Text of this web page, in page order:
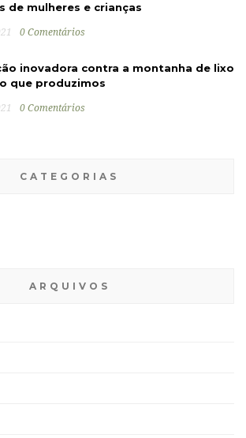
de mulheres e crianças
0 Comentários
inovadora contra a montanha de lixo
que produzimos
0 Comentários
CATEGORIAS
ARQUIVOS